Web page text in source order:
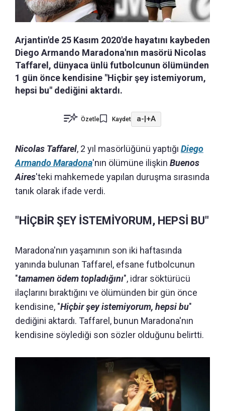
Arjantin'de 25 Kasım 2020'de hayatını kaybeden
Diego Armando Maradona'nın masörü Nicolas
Taffarel, dünyaca ünlü futbolcunun ölümünden
1 gün önce kendisine "Hiçbir şey istemiyorum,
hepsi bu" dediğini aktardı.
Özetle Kaydet a- +A
Nicolas Taffarel, 2 yıl masörlüğünü yaptığı Diego
Armando Maradona'nın ölümüne ilişkin Buenos
Aires'teki mahkemede yapılan duruşma sırasında
tanık olarak ifade verdi.
"HİÇBİR ŞEY İSTEMİYORUM, HEPSİ BU"
Maradona'nın yaşamının son iki haftasında
yanında bulunan Taffarel, efsane futbolcunun
"tamamen ödem topladığını", idrar söktürücü
ilaçlarını bıraktığını ve ölümünden bir gün önce
kendisine, "Hiçbir şey istemiyorum, hepsi bu"
dediğini aktardı. Taffarel, bunun Maradona'nın
kendisine söylediği son sözler olduğunu belirtti.